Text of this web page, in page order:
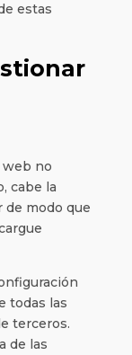
estas
web no
cabe la
de modo que
todas las
terceros.
de las